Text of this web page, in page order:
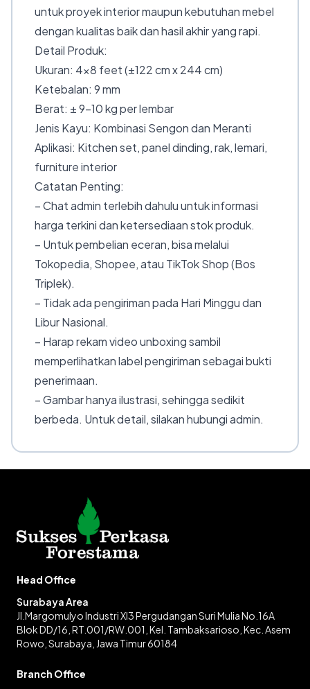
untuk proyek interior maupun kebutuhan mebel
dengan kualitas baik dan hasil akhir yang rapi.
Detail Produk:
Ukuran: 4×8 feet (±122 cm x 244 cm)
Ketebalan: 9 mm
Berat: ± 9–10 kg per lembar
Jenis Kayu: Kombinasi Sengon dan Meranti
Aplikasi: Kitchen set, panel dinding, rak, lemari,
furniture interior
Catatan Penting:
– Chat admin terlebih dahulu untuk informasi
harga terkini dan ketersediaan stok produk.
– Untuk pembelian eceran, bisa melalui
Tokopedia, Shopee, atau TikTok Shop (Bos
Triplek).
– Tidak ada pengiriman pada Hari Minggu dan
Libur Nasional.
– Harap rekam video unboxing sambil
memperlihatkan label pengiriman sebagai bukti
penerimaan.
– Gambar hanya ilustrasi, sehingga sedikit
berbeda. Untuk detail, silakan hubungi admin.
Head Office
Surabaya Area
Jl.Margomulyo Industri XI3 Pergudangan Suri Mulia No.16A
Blok DD/16, RT.001/RW.001, Kel. Tambaksarioso, Kec. Asem
Rowo, Surabaya, Jawa Timur 60184
Branch Office